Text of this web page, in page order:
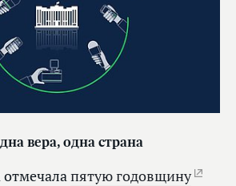
вера, одна страна
отмечалапятую годовщину